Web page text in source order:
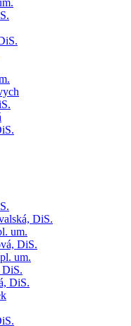
DiS.
um.
DiS.
um.
DiS.
DiS.